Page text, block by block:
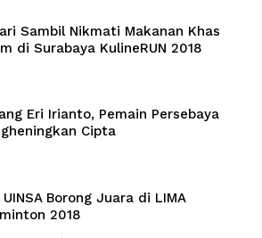
Sambil Nikmati Makanan Khas
di Surabaya KulineRUN 2018
Eri Irianto, Pemain Persebaya
Cipta
Borong Juara di LIMA
2018